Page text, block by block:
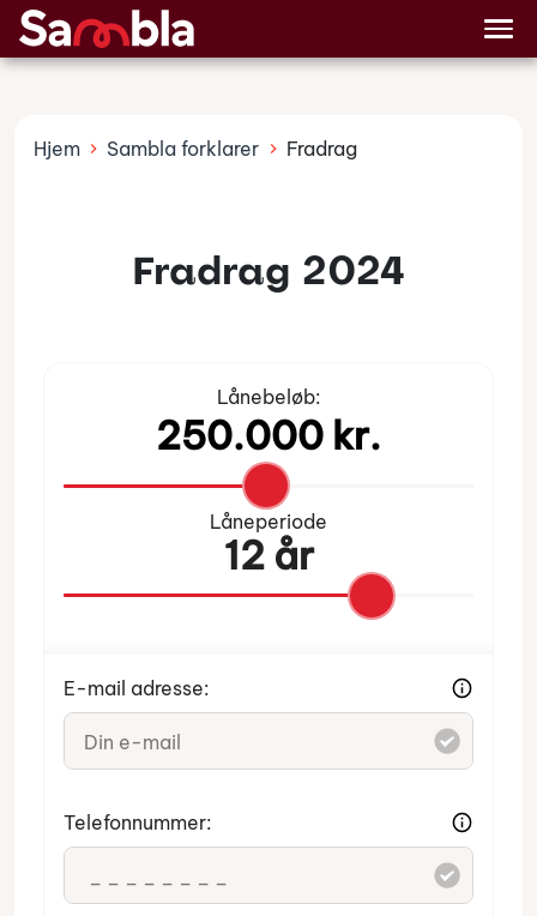
Lånetyper
Hjem Sambla forklarer Fradrag
Fradrag 2024
Lånebeløb:
Låneperiode
12 år
E-mail adresse:
Telefonnummer: